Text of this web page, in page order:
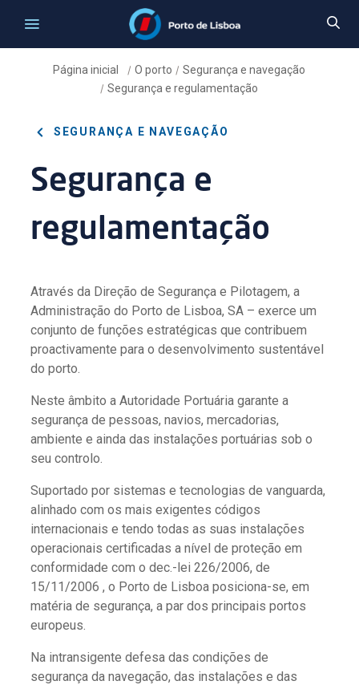
Página inicial /O porto /Segurança e navegação
/Segurança e regulamentação
SEGURANÇA E NAVEGAÇÃO
Segurança e
regulamentação
Através da Direção de Segurança e Pilotagem, a
Administração do Porto de Lisboa, SA – exerce um
conjunto de funções estratégicas que contribuem
proactivamente para o desenvolvimento sustentável
do porto.
Neste âmbito a Autoridade Portuária garante a
segurança de pessoas, navios, mercadorias,
ambiente e ainda das instalações portuárias sob o
seu controlo.
Suportado por sistemas e tecnologias de vanguarda,
alinhado com os mais exigentes códigos
internacionais e tendo todas as suas instalações
operacionais certificadas a nível de proteção em
conformidade com o dec.-lei 226/2006, de
15/11/2006 , o Porto de Lisboa posiciona-se, em
matéria de segurança, a par dos principais portos
europeus.
Na intransigente defesa das condições de
segurança da navegação, das instalações e das